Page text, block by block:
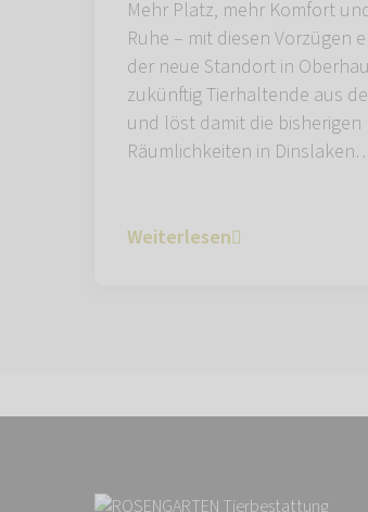
Mehr Platz, mehr Komfort
Ruhe – mit diesen Vorzügen
der neue Standort in
zukünftig Tierhaltende aus
und löst damit die bisherigen
Räumlichkeiten in
Weiterlesen